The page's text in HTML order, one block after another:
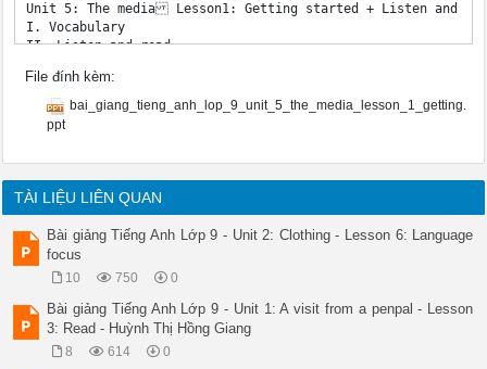
Unit 5: The media Lesson1: Getting started + Listen and
I. Vocabulary
II. Listen and read
Passage Letters
Facts and events
2. One of the most popular magazines
6. Interactive TV is available now.
D
B
B
C
D
II. Listen and read
Unit 5 : The media
Lesson1: Getting started + Listen and read
File đính kèm:
bai_giang_tieng_anh_lop_9_unit_5_the_media_lesson_1_getting.
ppt
TÀI LIỆU LIÊN QUAN
Bài giảng Tiếng Anh Lớp 9 - Unit 2: Clothing - Lesson 6: Language
focus
10 750 0
Bài giảng Tiếng Anh Lớp 9 - Unit 1: A visit from a penpal - Lesson
3: Read - Huỳnh Thị Hồng Giang
8 614 0